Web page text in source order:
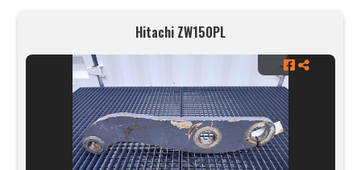
Hitachi ZW150PL